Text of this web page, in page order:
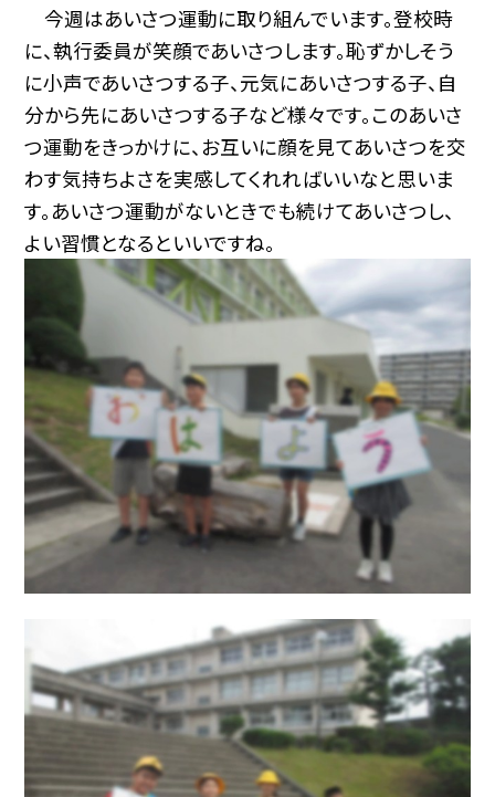
今週はあいさつ運動に取り組んでいます。登校時
に、執行委員が笑顔であいさつします。恥ずかしそう
に小声であいさつする子、元気にあいさつする子、自
分から先にあいさつする子など様々です。このあいさ
つ運動をきっかけに、お互いに顔を見てあいさつを交
わす気持ちよさを実感してくれればいいなと思いま
す。あいさつ運動がないときでも続けてあいさつし、
よい習慣となるといいですね。